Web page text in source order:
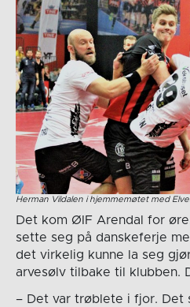
Herman Vildalen i hjemmemøtet med
Det kom ØIF Arendal for
sette seg på danskeferje
det virkelig kunne la seg
arvesølv tilbake til klubben.
– Det var trøblete i fjor. Det